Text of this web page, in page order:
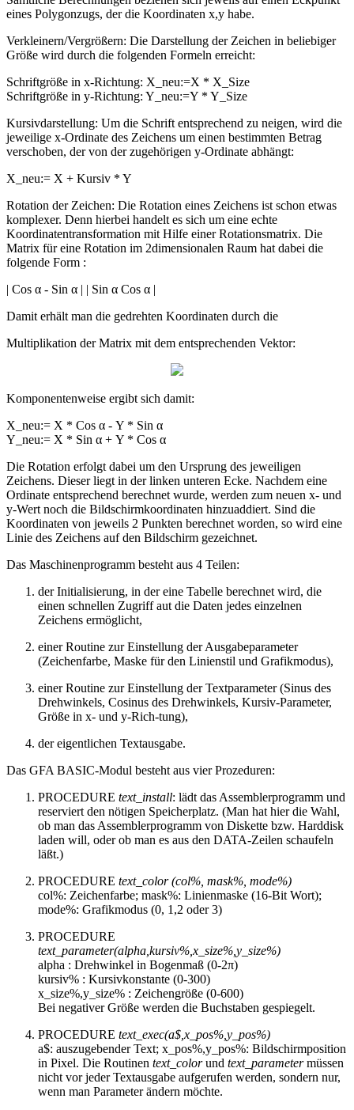
eines Polygonzugs, der die Koordinaten x,y habe.
Verkleinern/Vergrößern: Die Darstellung der Zeichen in beliebiger
Größe wird durch die folgenden Formeln erreicht:
Schriftgröße in x-Richtung: X_neu:=X * X_Size
Schriftgröße in y-Richtung: Y_neu:=Y * Y_Size
Kursivdarstellung: Um die Schrift entsprechend zu neigen, wird die
jeweilige x-Ordinate des Zeichens um einen bestimmten Betrag
verschoben, der von der zugehörigen y-Ordinate abhängt:
X_neu:= X + Kursiv * Y
Rotation der Zeichen: Die Rotation eines Zeichens ist schon etwas
komplexer. Denn hierbei handelt es sich um eine echte
Koordinatentransformation mit Hilfe einer Rotationsmatrix. Die
Matrix für eine Rotation im 2dimensionalen Raum hat dabei die
folgende Form :
| Cos α - Sin α | | Sin α Cos α |
Damit erhält man die gedrehten Koordinaten durch die
Multiplikation der Matrix mit dem entsprechenden Vektor:
Komponentenweise ergibt sich damit:
X_neu:= X * Cos α - Y * Sin α
Y_neu:= X * Sin α + Y * Cos α
Die Rotation erfolgt dabei um den Ursprung des jeweiligen
Zeichens. Dieser liegt in der linken unteren Ecke. Nachdem eine
Ordinate entsprechend berechnet wurde, werden zum neuen x- und
y-Wert noch die Bildschirmkoordinaten hinzuaddiert. Sind die
Koordinaten von jeweils 2 Punkten berechnet worden, so wird eine
Linie des Zeichens auf den Bildschirm gezeichnet.
Das Maschinenprogramm besteht aus 4 Teilen:
der Initialisierung, in der eine Tabelle berechnet wird, die
einen schnellen Zugriff aut die Daten jedes einzelnen
Zeichens ermöglicht,
einer Routine zur Einstellung der Ausgabeparameter
(Zeichenfarbe, Maske für den Linienstil und Grafikmodus),
einer Routine zur Einstellung der Textparameter (Sinus des
Drehwinkels, Cosinus des Drehwinkels, Kursiv-Parameter,
Größe in x- und y-Rich-tung),
der eigentlichen Textausgabe.
Das GFA BASIC-Modul besteht aus vier Prozeduren:
PROCEDURE text_install: lädt das Assemblerprogramm und
reserviert den nötigen Speicherplatz. (Man hat hier die Wahl,
ob man das Assemblerprogramm von Diskette bzw. Harddisk
laden will, oder ob man es aus den DATA-Zeilen schaufeln
läßt.)
PROCEDURE text_color (col%, mask%, mode%)
col%: Zeichenfarbe; mask%: Linienmaske (16-Bit Wort);
mode%: Grafikmodus (0, 1,2 oder 3)
PROCEDURE
text_parameter(alpha,kursiv%,x_size%,y_size%)
alpha : Drehwinkel in Bogenmaß (0-2π)
kursiv% : Kursivkonstante (0-300)
x_size%,y_size% : Zeichengröße (0-600)
Bei negativer Größe werden die Buchstaben gespiegelt.
PROCEDURE text_exec(a$,x_pos%,y_pos%)
a$: auszugebender Text; x_pos%,y_pos%: Bildschirmposition
in Pixel. Die Routinen text_colorund text_parametermüssen
nicht vor jeder Textausgabe aufgerufen werden, sondern nur,
wenn man Parameter ändern möchte.